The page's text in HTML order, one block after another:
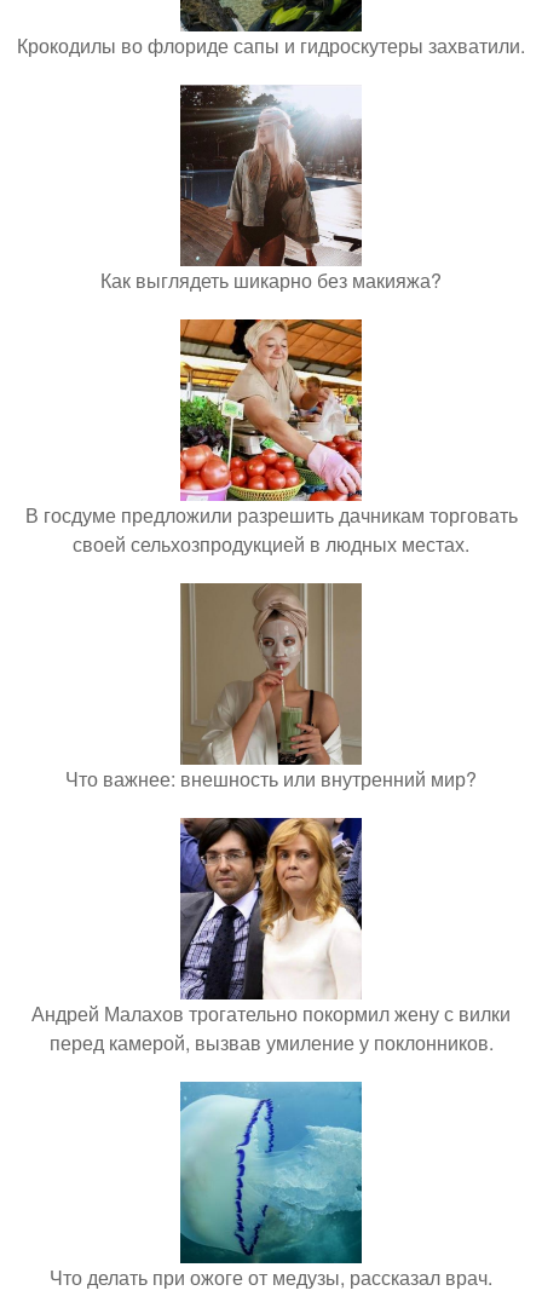
Крокодилы во флориде сапы и гидроскутеры захватили.
Как выглядеть шикарно без макияжа?
В госдуме предложили разрешить дачникам торговать
своей сельхозпродукцией в людных местах.
Что важнее: внешность или внутренний мир?
Андрей Малахов трогательно покормил жену с вилки
перед камерой, вызвав умиление у поклонников.
Что делать при ожоге от медузы, рассказал врач.